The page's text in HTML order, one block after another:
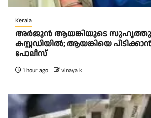
Kerala
അർജുൻ ആയങ്കിയുടെ
കസ്റ്റഡിയിൽ; ആയങ്കിയെ പിടിക്കാൻ
പോലീസ്
1 hour ago vinaya k